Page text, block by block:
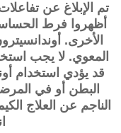
تم الإبلاغ عن
الأخرى.
المعوي. لا يجب
قد يؤدي استخدام
البطن أو في
الناجم عن العلاج